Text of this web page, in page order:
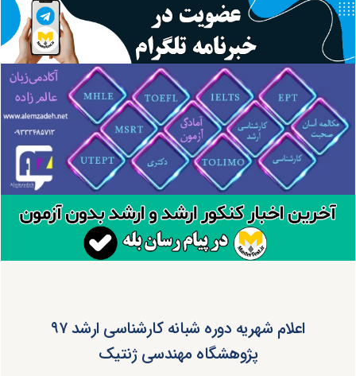
اعلام شهریه دوره شبانه کارشناسی ارشد ۹۷
پژوهشگاه مهندسی ژنتیک